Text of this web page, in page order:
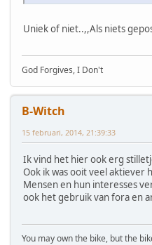
Uniek of niet..,,Als niets
God Forgives, I Don't
B-Witch
15 februari, 2014, 21:39:33
Ik vind het hier ook erg
Ook ik was ooit veel aktiever
Mensen en hun interesses
ook het gebruik van fora en
You may own the bike, but the